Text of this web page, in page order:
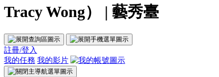
Tracy Wong） | 藝秀臺
註冊/登入
我的任務 我的影片